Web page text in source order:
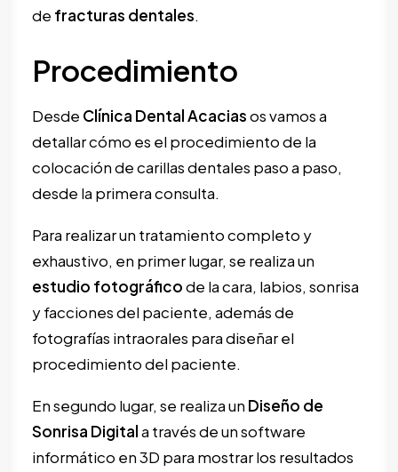
de fracturas dentales.
Procedimiento
Desde Clínica Dental Acaciasos vamos a
detallar cómo es el procedimiento de la
colocación de carillas dentales paso a paso,
desde la primera consulta.
Para realizar un tratamiento completo y
exhaustivo, en primer lugar, se realiza un
estudio fotográficode la cara, labios, sonrisa
y facciones del paciente, además de
fotografías intraorales para diseñar el
procedimiento del paciente.
En segundo lugar, se realiza un Diseño de
Sonrisa Digitala través de un software
informático en 3D para mostrar los resultados